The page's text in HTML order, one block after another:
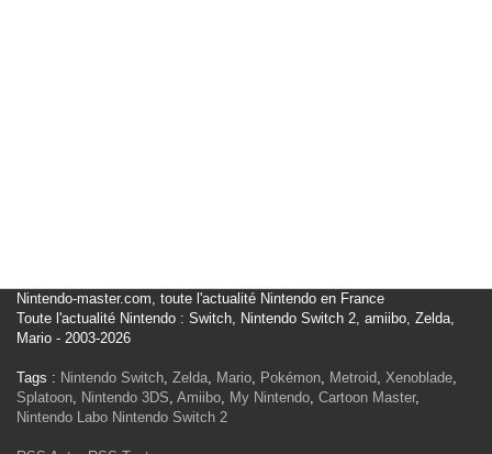
Nintendo-master.com, toute l'actualité Nintendo en France
Toute l'actualité Nintendo : Switch, Nintendo Switch 2, amiibo, Zelda,
Mario - 2003-2026
Tags : Nintendo Switch, Zelda, Mario, Pokémon, Metroid, Xenoblade,
Splatoon, Nintendo 3DS, Amiibo, My Nintendo, Cartoon Master,
Nintendo Labo Nintendo Switch 2